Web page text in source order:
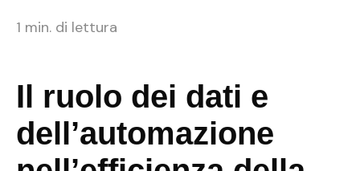
1 min. di lettura
Il ruolo dei dati e
dell’automazione